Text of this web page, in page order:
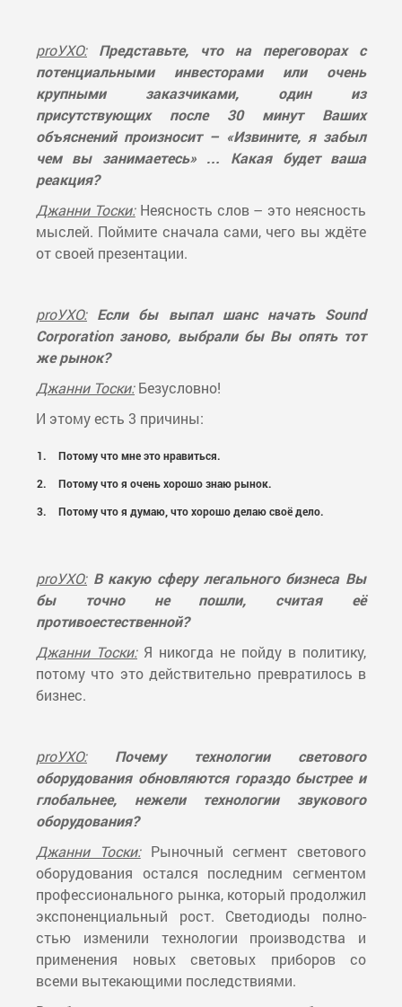
proУХО:
Представьте, что на переговорах с
потенциальными инвесторами или очень
крупными заказчиками, один из
присутствующих после 30 минут Ваших
объяснений произносит – «Извините, я забыл
чем вы занимаетесь» … Какая будет ваша
реакция?
Джанни Тоски:Неясность слов – это неясность
мыслей. Поймите сначала сами, чего вы ждёте
от своей презентации.
proУХО: Если бы выпал шанс начать Sound
Corporation заново, выбрали бы Вы опять тот
же рынок?
Джанни Тоски:Безусловно!
И этому есть 3 причины:
Потому что мне это нравиться.
Потому что я очень хорошо знаю рынок.
Потому что я думаю, что хорошо делаю своё дело.
proУХО: В какую сферу легального бизнеса Вы
бы точно не пошли, считая её
противоестественной?
Джанни Тоски:Я никогда не пойду в политику,
потому что это действительно превратилось в
бизнес.
proУХО:
Почему технологии светового
оборудования обновляются гораздо быстрее и
глобальнее, нежели технологии звукового
оборудования?
Джанни Тоски: Рыночный сегмент светового
оборудования остался последним сегментом
профессионального рынка, который продолжил
экспоненциальный рост. Светодиоды полно-
стью изменили технологии производства и
применения новых световых приборов со
всеми вытекающими последствиями.